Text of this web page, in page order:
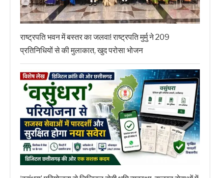
राष्ट्रपति भवन में बस्तर का जलवा! राष्ट्रपति मुर्मु ने 209
प्रतिनिधियों से की मुलाकात, खुद परोसा भोजन